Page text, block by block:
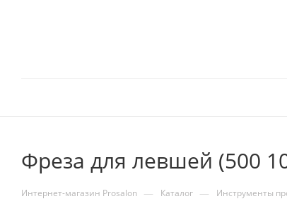
Фреза для левшей (500
Интернет-магазин Prosalon — Каталог — Инструменты